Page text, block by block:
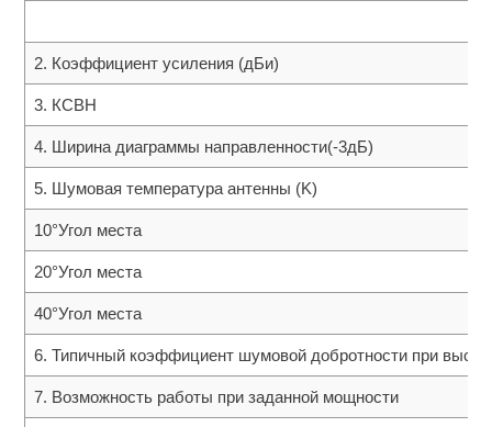
2. Коэффициент усиления (дБи)
3. КСВН
4. Ширина диаграммы направленности(-3дБ)
5. Шумовая температура антенны (K)
10°Угол места
20°Угол места
40°Угол места
6. Типичный коэффициент шумовой добротности при
7. Возможность работы при заданной мощности